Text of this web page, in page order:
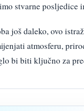
stvarne posljedice
još daleko, ovo
atmosferu,
bi biti ključno za